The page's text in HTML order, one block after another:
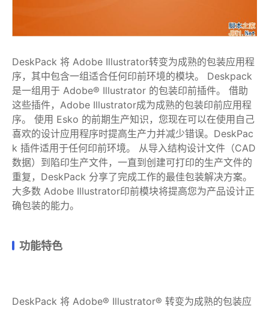
DeskPack 将 Adobe Illustrator转变为成熟的包装应用程
序，其中包含一组适合任何印前环境的模块。 Deskpack
是一组用于 Adobe® Illustrator 的包装印前插件。 借助
这些插件，Adobe Illustrator成为成熟的包装印前应用程
序。 使用 Esko 的前期生产知识，您现在可以在使用自己
喜欢的设计应用程序时提高生产力并减少错误。DeskPac
k 插件适用于任何印前环境。 从导入结构设计文件（CAD
数据）到陷印生产文件，一直到创建可打印的生产文件的
重复，DeskPack 分享了完成工作的最佳包装解决方案。
大多数 Adobe Illustrator印前模块将提高您为产品设计正
确包装的能力。
功能特色
DeskPack 将 Adob​​e® Illustrator® 转变为成熟的包装应